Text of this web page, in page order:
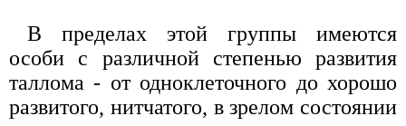
В пределах этой группы имеются
особи с различной степенью развития
таллома - от одноклеточного до хорошо
развитого, нитчатого, в зрелом состоянии